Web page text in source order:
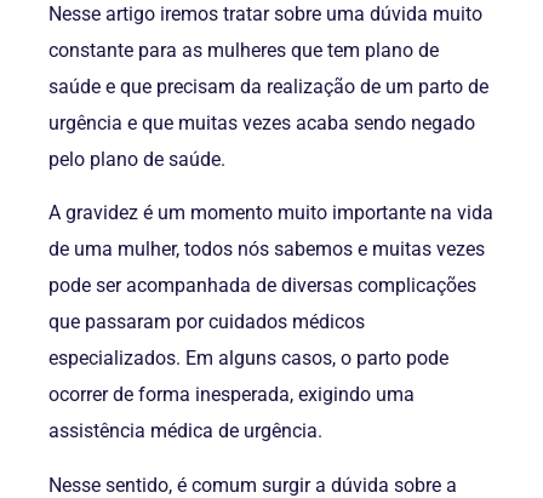
Nesse artigo iremos tratar sobre uma dúvida muito
constante para as mulheres que tem plano de
saúde e que precisam da realização de um parto de
urgência e que muitas vezes acaba sendo negado
pelo plano de saúde.
A gravidez é um momento muito importante na vida
de uma mulher, todos nós sabemos e muitas vezes
pode ser acompanhada de diversas complicações
que passaram por cuidados médicos
especializados. Em alguns casos, o parto pode
ocorrer de forma inesperada, exigindo uma
assistência médica de urgência.
Nesse sentido, é comum surgir a dúvida sobre a